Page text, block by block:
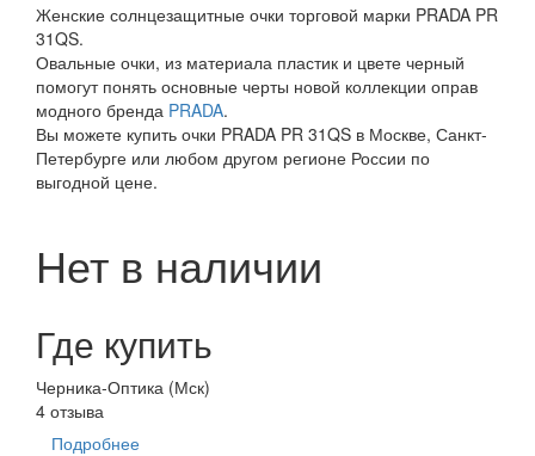
Женские солнцезащитные очки торговой марки PRADA PR
31QS.
Овальные очки, из материала пластик и цвете черный
помогут понять основные черты новой коллекции оправ
модного бренда PRADA.
Вы можете купить очки PRADA PR 31QS в Москве, Санкт-
Петербурге или любом другом регионе России по
выгодной цене.
Нет в наличии
Где купить
Черника-Оптика (Мск)
4 отзыва
Подробнее